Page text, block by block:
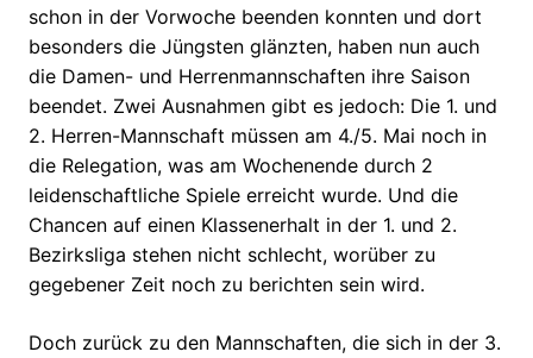
schon in der Vorwoche beenden konnten und dort
besonders die Jüngsten glänzten, haben nun auch
die Damen- und Herrenmannschaften ihre Saison
beendet. Zwei Ausnahmen gibt es jedoch: Die 1. und
2. Herren-Mannschaft müssen am 4./5. Mai noch in
die Relegation, was am Wochenende durch 2
leidenschaftliche Spiele erreicht wurde. Und die
Chancen auf einen Klassenerhalt in der 1. und 2.
Bezirksliga stehen nicht schlecht, worüber zu
gegebener Zeit noch zu berichten sein wird.
Doch zurück zu den Mannschaften, die sich in der 3.